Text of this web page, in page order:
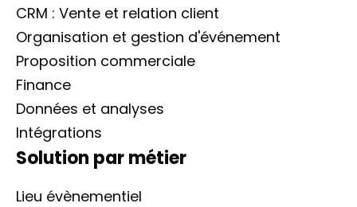
CRM : Vente et relation client
Organisation et gestion d'événement
Proposition commerciale
Finance
Données et analyses
Intégrations
Solution par métier
Lieu évènementiel